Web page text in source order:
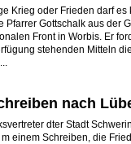
Krieg oder Frieden darf es
Pfarrer Gottschalk aus der
Front in Worbis. Er
stehenden Mitteln
nach
dter Stadt
einem Schreiben, die